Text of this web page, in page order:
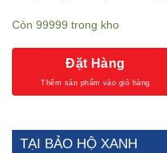
Còn 99999 trong kho
Đặt Hàng
TẠI BẢO HỘ XANH